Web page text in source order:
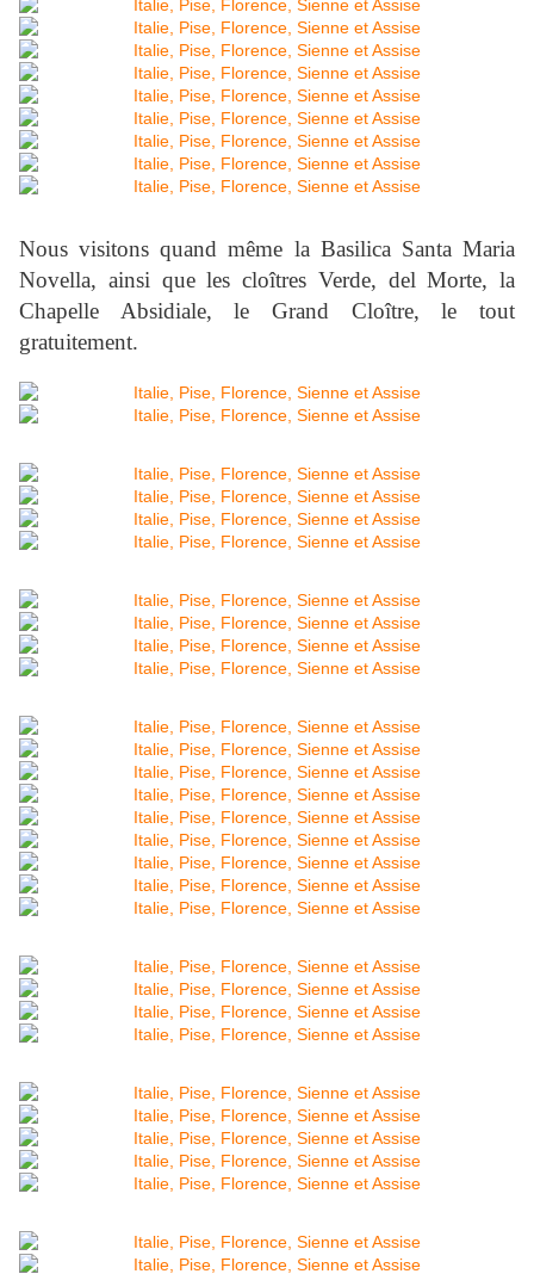
Nous visitons quand même la Basilica Santa Maria
Novella, ainsi que les cloîtres Verde, del Morte, la
Chapelle Absidiale, le Grand Cloître, le tout
gratuitement.